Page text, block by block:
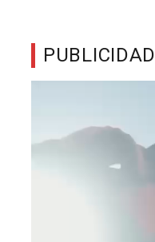
PUBLICIDAD